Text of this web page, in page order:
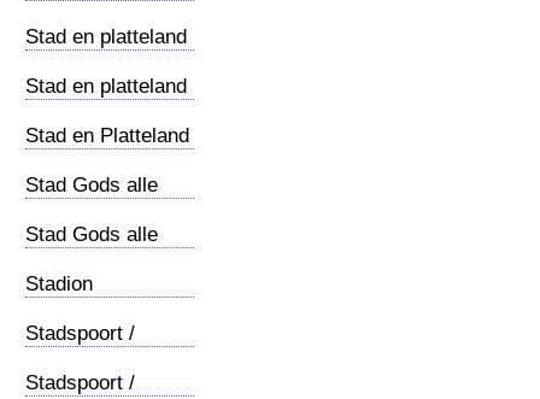
Stad en platteland
Stad en platteland
Stad en Platteland
Stad Gods alle
Stad Gods alle
Stadion
Stadspoort /
Stadspoort /